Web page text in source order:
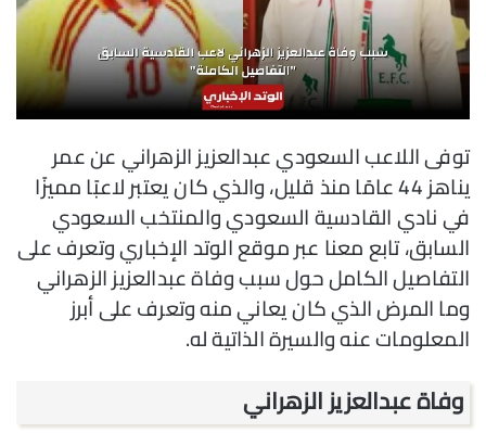
توفى اللاعب السعودي عبدالعزيز الزهراني عن عمر
يناهز 44 عامًا منذ قليل، والذي كان يعتبر لاعبًا مميزًا
في نادي القادسية السعودي والمنتخب السعودي
السابق، تابع معنا عبر موقع الوتد الإخباري وتعرف على
التفاصيل الكامل حول سبب وفاة عبدالعزيز الزهراني
وما المرض الذي كان يعاني منه وتعرف على أبرز
المعلومات عنه والسيرة الذاتية له.
وفاة عبدالعزيز الزهراني